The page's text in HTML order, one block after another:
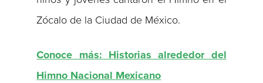
Zócalo de la Ciudad de México.
Conoce más: Historias alrededor del
Himno Nacional Mexicano